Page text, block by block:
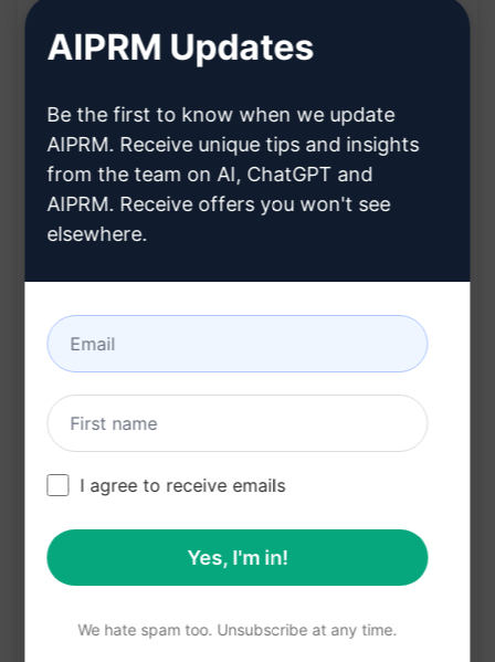
的建议！不管是建立专业形象还是扩大人脉，这些提
示都能帮助您更好地利用LinkedIn。记得要互动，分
享有趣的内容，和行业内的专家保持联系！
#LinkedInTips #社交媒体营销 #专业形象 #人脉扩展
帖子内容亮点：
与行业专家互动的重要性
利用LinkedIn分享有趣内容的好处
帖子相关话题标签：
#LinkedInTips
#人脉扩展
AIPRM Updates
Be the first to know when we update
AIPRM. Receive unique tips and insights
from the team on AI, ChatGPT and
AIPRM. Receive offers you won't see
elsewhere.
I agree to receive emails
Yes, I'm in!
We hate spam too. Unsubscribe at any time.